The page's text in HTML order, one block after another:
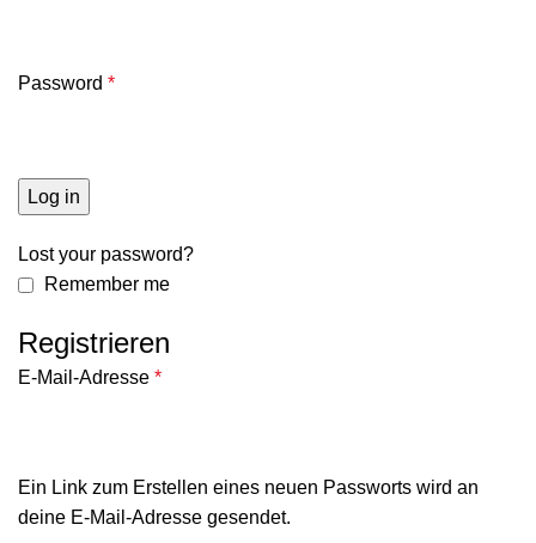
Password *
Log in
Lost your password?
Remember me
Registrieren
E-Mail-Adresse *
Ein Link zum Erstellen eines neuen Passworts wird an
deine E-Mail-Adresse gesendet.